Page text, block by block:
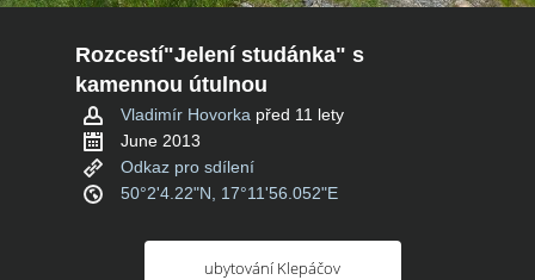
Rozcestí"Jelení studánka" s
kamennou útulnou
Vladimír Hovorka před 11 lety
June 2013
Odkaz pro sdílení
50°2'4.22"N, 17°11'56.052"E
ubytování Klepáčov